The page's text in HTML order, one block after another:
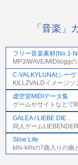
「音楽」
フリー音楽素材(No.1-
MP3/WAVE/MIDI/ogg
C-VALKYLUNA(シーヴ
KILLZVALDイメージ
虚空堂MIDIデータ集
ゲームやサイトなどで
GALEA / LIEBE DIE...
同人ゲーム
Slow Life
kihi-kihiの7曲入りの曲